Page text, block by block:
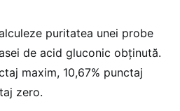
puritatea unei probe
de acid gluconic obținută.
maxim, 10,67% punctaj
zero.